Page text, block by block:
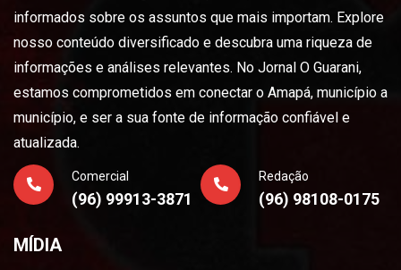
informados sobre os assuntos que mais importam. Explore
nosso conteúdo diversificado e descubra uma riqueza de
informações e análises relevantes. No Jornal O Guarani,
estamos comprometidos em conectar o Amapá, município a
município, e ser a sua fonte de informação confiável e
atualizada.
Comercial
(96) 99913-3871
Redação
(96) 98108-0175
MÍDIA